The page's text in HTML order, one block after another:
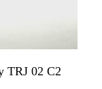
TRJ 02 C2